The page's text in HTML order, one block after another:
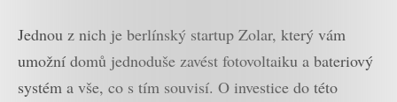
Jednou z nich je berlínský startup Zolar, který vám
umožní domů jednoduše zavést fotovoltaiku a bateriový
systém a vše, co s tím souvisí. O investice do této